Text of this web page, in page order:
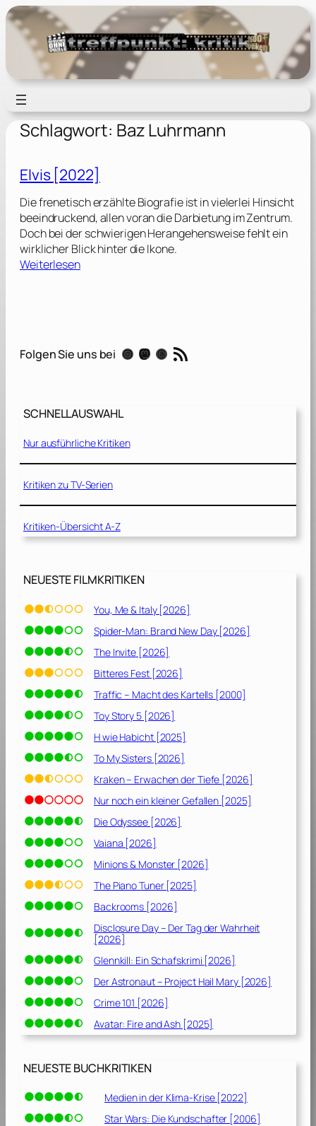
Zum
Inhalt
springen
Schlagwort: Baz Luhrmann
Elvis [2022]
Die frenetisch erzählte Biografie ist in vielerlei Hinsicht
beeindruckend, allen voran die Darbietung im Zentrum.
Doch bei der schwierigen Herangehensweise fehlt ein
wirklicher Blick hinter die Ikone.
Weiterlesen:
[
2
Folgen Sie uns bei Instagram Mastodon Threads RSS-Feed
SCHNELLAUSWAHL
Nur ausführliche Kritiken
Kritiken zu TV-Serien
Kritiken-Übersicht A-Z
NEUESTE FILMKRITIKEN
You, Me & Italy [2026]
Spider-Man: Brand New Day [2026]
The Invite [2026]
Bitteres Fest [2026]
Traffic – Macht des Kartells [2000]
Toy Story 5 [2026]
H wie Habicht [2025]
To My Sisters [2026]
Kraken – Erwachen der Tiefe [2026]
Nur noch ein kleiner Gefallen [2025]
Die Odyssee [2026]
Vaiana [2026]
Minions & Monster [2026]
The Piano Tuner [2025]
Backrooms [2026]
Disclosure Day – Der Tag der Wahrheit
[2026]
Glennkill: Ein Schafskrimi [2026]
Der Astronaut – Project Hail Mary [2026]
Crime 101 [2026]
Avatar: Fire and Ash [2025]
NEUESTE BUCHKRITIKEN
Medien in der Klima-Krise [2022]
Star Wars: Die Kundschafter [2006]